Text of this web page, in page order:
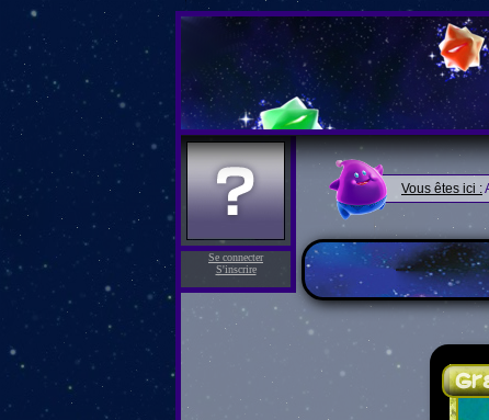
Se connecter
S'inscrire
Vous êtes ici :